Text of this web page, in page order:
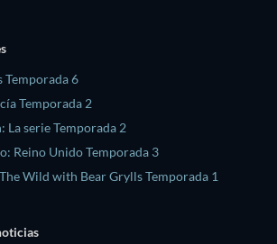
Temporada 6
Temporada 2
La serie Temporada 2
Reino Unido Temporada 3
Wild with Bear Grylls Temporada 1